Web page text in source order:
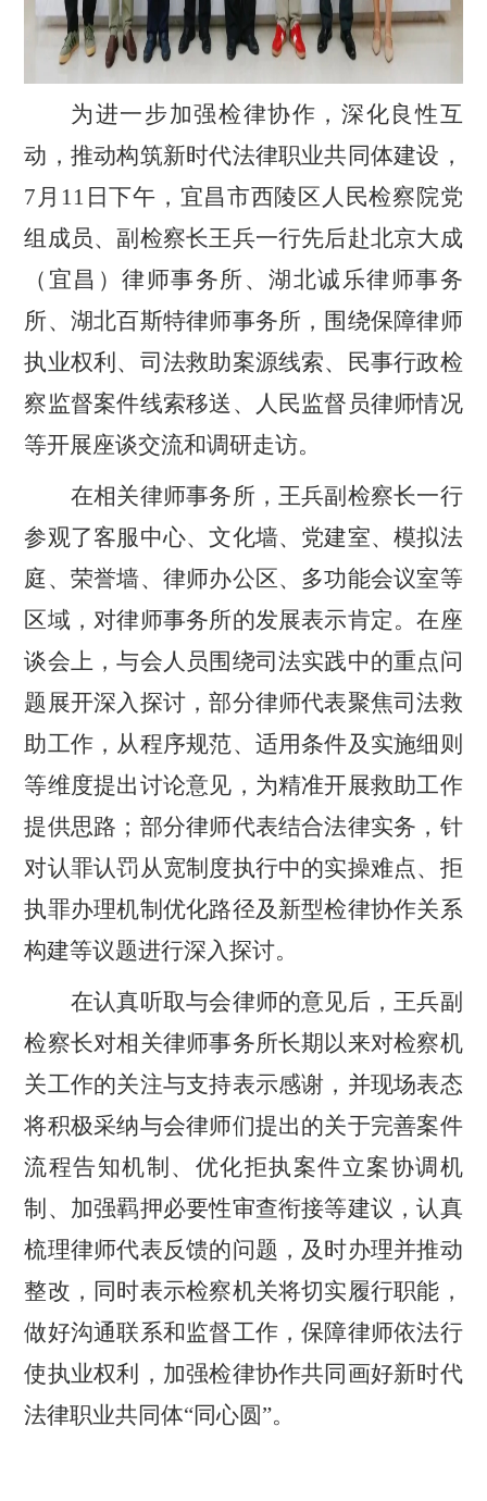
为进一步加强检律协作，深化良性互
动，推动构筑新时代法律职业共同体建设，
7月11日下午，宜昌市西陵区人民检察院党
组成员、副检察长王兵一行先后赴北京大成
（宜昌）律师事务所、湖北诚乐律师事务
所、湖北百斯特律师事务所，围绕保障律师
执业权利、司法救助案源线索、民事行政检
察监督案件线索移送、人民监督员律师情况
等开展座谈交流和调研走访。
在相关律师事务所，王兵副检察长一行
参观了客服中心、文化墙、党建室、模拟法
庭、荣誉墙、律师办公区、多功能会议室等
区域，对律师事务所的发展表示肯定。在座
谈会上，与会人员围绕司法实践中的重点问
题展开深入探讨，部分律师代表聚焦司法救
助工作，从程序规范、适用条件及实施细则
等维度提出讨论意见，为精准开展救助工作
提供思路；部分律师代表结合法律实务，针
对认罪认罚从宽制度执行中的实操难点、拒
执罪办理机制优化路径及新型检律协作关系
构建等议题进行深入探讨。
在认真听取与会律师的意见后，王兵副
检察长对相关律师事务所长期以来对检察机
关工作的关注与支持表示感谢，并现场表态
将积极采纳与会律师们提出的关于完善案件
流程告知机制、优化拒执案件立案协调机
制、加强羁押必要性审查衔接等建议，认真
梳理律师代表反馈的问题，及时办理并推动
整改，同时表示检察机关将切实履行职能，
做好沟通联系和监督工作，保障律师依法行
使执业权利，加强检律协作共同画好新时代
法律职业共同体“同心圆”。